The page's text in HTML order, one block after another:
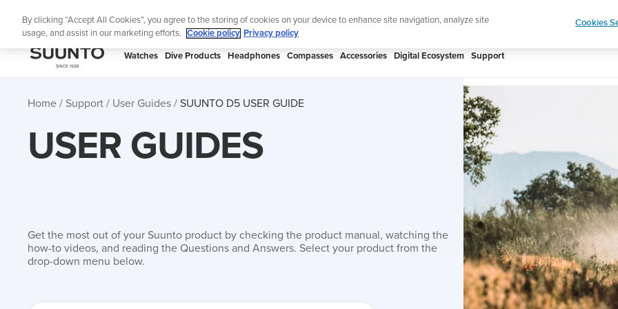
Lightweight sports watch designed for runners Shop
SUUNTO
Watches Dive Products Headphones Compasses Accessories Digital Ecosystem Support
Home Support User Guides SUUNTO D5 USER GUIDE
USER GUIDES
Get the most out of your Suunto product by checking the product manual, watching the
how-to videos, and reading the Questions and Answers. Select your product from the
drop-down menu below.
By clicking “Accept All Cookies”, you agree to the storing of cookies on your device to enhance site navigation, analyze site
usage, and assist in our marketing efforts.
Cookie policy Privacy policy
Cookies